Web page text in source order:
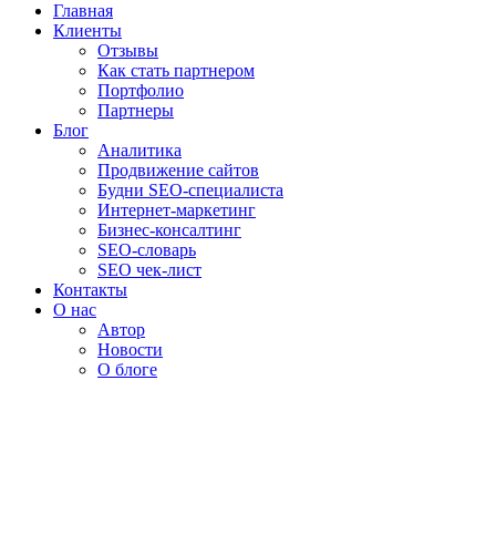
Главная
Клиенты
Отзывы
Как стать партнером
Портфолио
Партнеры
Блог
Аналитика
Продвижение сайтов
Будни SEO-специалиста
Интернет-маркетинг
Бизнес-консалтинг
SEO-словарь
SEO чек-лист
Контакты
О нас
Автор
Новости
О блоге